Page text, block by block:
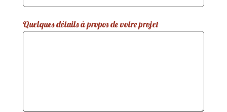
Quelques détails à propos de votre projet